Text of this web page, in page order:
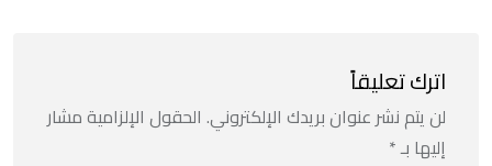
اترك تعليقاً
لن يتم نشر عنوان بريدك الإلكتروني. الحقول الإلزامية مشار
إليها بـ*